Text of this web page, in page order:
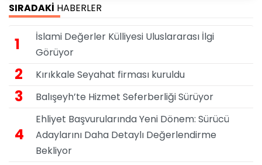
SIRADAKİ HABERLER
1
İslami Değerler Külliyesi Uluslararası İlgi
Görüyor
2 Kırıkkale Seyahat firması kuruldu
3 Balışeyh’te Hizmet Seferberliği Sürüyor
4
Ehliyet Başvurularında Yeni Dönem: Sürücü
Adaylarını Daha Detaylı Değerlendirme
Bekliyor